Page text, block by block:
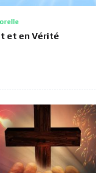
et en Vérité